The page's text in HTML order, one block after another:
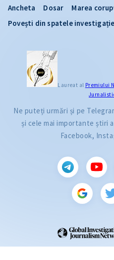
Ancheta Dosar
Marea
Povești din spatele
Laureat al Premiului
Ne puteți urmări și pe
și cele mai importante știri
Facebook,